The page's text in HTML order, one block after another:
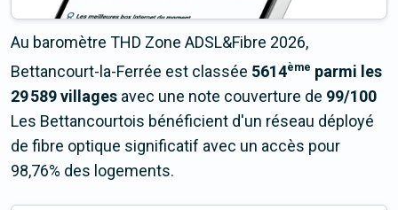
Au baromètre THD Zone ADSL&Fibre 2026,
Bettancourt-la-Ferrée est classée 5614ème parmi les
29 589 villages avec une note couverture de 99/100
Les Bettancourtois bénéficient d'un réseau déployé
de fibre optique significatif avec un accès pour
98,76% des logements.